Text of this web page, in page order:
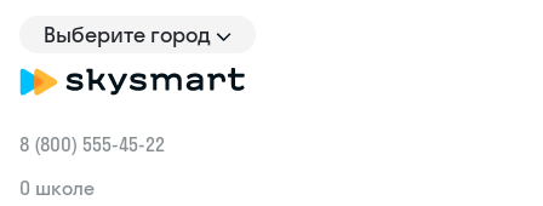
Выберите город
8 (800) 555‑45-22
О школе